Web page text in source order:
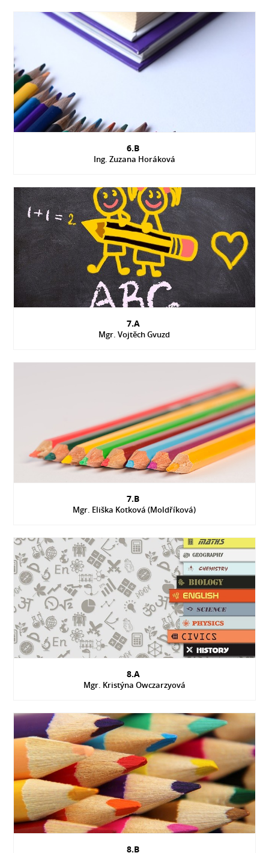
6.B
Ing. Zuzana Horáková
7.A
Mgr. Vojtěch Gvuzd
7.B
Mgr. Eliška Kotková (Moldříková)
8.A
Mgr. Kristýna Owczarzyová
8.B